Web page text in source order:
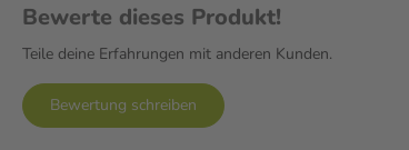
Bewerte dieses Produkt!
Teile deine Erfahrungen mit anderen Kunden.
Bewertung schreiben